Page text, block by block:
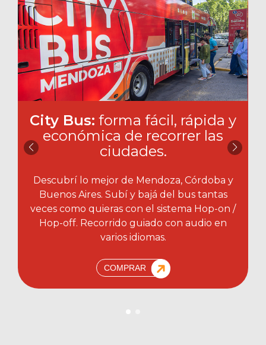
City Bus: forma fácil, rápida y
económica de recorrer las
ciudades.​
Descubrí lo mejor de Mendoza, Córdoba y
Buenos Aires. Subí y bajá del bus tantas
veces como quieras con el sistema Hop-on /
Hop-off. Recorrido guiado con audio en
varios idiomas.
COMPRAR